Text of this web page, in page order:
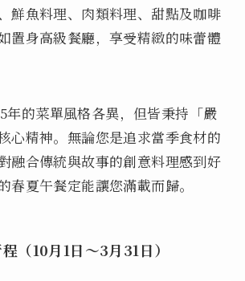
鮮魚料理、肉類料理、甜點及咖啡
置身高級餐廳，享受精緻的味蕾體
的菜單風格各異，但皆秉持「嚴
心精神。無論您是追求當季食材的
融合傳統與故事的創意料理感到好
春夏午餐定能讓您滿載而歸。
（10月1日～3月31日）